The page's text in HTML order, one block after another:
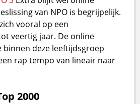
van NPO is begrijpelijk.
vooral op een
veertig jaar. De online
deze leeftijdsgroep
rap tempo van lineair naar
2000